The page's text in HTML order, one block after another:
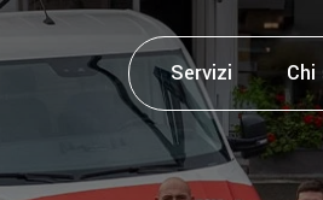
Servizi Chi